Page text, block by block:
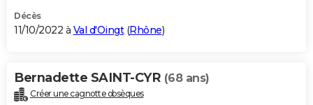
Décès
11/10/2022 à Val d'Oingt(Rhône)
Bernadette SAINT-CYR (68 ans)
Créer une cagnotte obsèques